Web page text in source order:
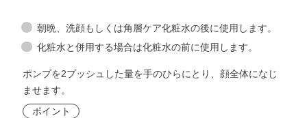
朝晩、洗顔もしくは角層ケア化粧水の後に使用します。
化粧水と併用する場合は化粧水の前に使用します。
ポンプを2プッシュした量を手のひらにとり、顔全体になじ
ませます。
ポイント
化粧液
ホワイトコンセントレー
ト